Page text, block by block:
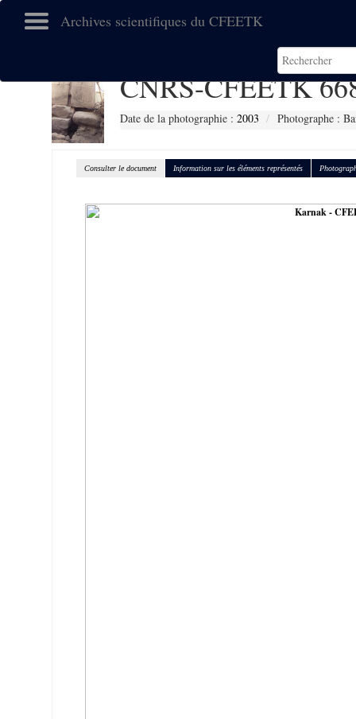
Archives scientifiques du CFEETK
CNRS-CFEETK
Date de la photographie : 2003 Photographe :
Consulter le document Information sur les éléments représentés